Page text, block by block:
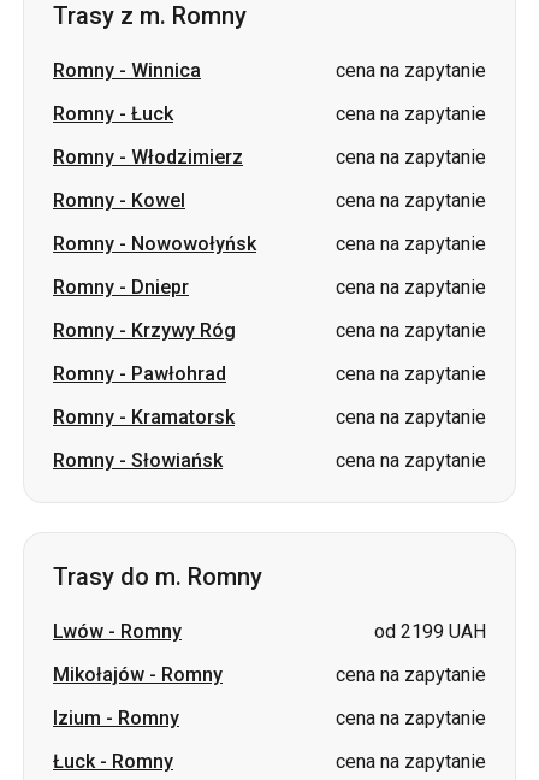
Romny -Włodzimierz
Romny-Kowel
cena na zapytanie
Romny-Nowowołyńsk
cena na zapytanie
Romny-Dniepr
cena na zapytanie
Romny-Krzywy Róg
cena na zapytanie
Romny-Pawłohrad
cena na zapytanie
Romny-Kramatorsk
cena na zapytanie
Romny-Słowiańsk cena na zapytanie
Trasy do m. Romny
Lwów-Romny
od 2199 UAH
Izium- Romny
Łuck-Romny
cena na zapytanie
Winnica-Romny
cena na zapytanie
Krzywy Róg-Romny
cena na zapytanie
Pawłohrad-Romny
cena na zapytanie